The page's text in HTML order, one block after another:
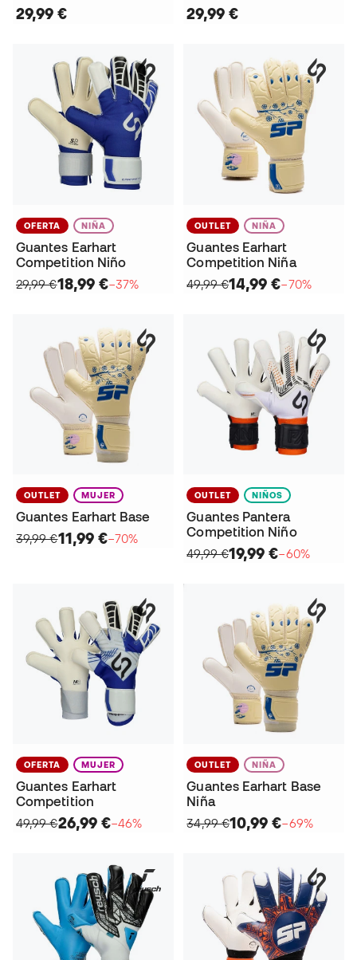
29,99 € 29,99 €
OFERTA NIÑA
Guantes Earhart
Competition Niño
29,99 €18,99 €−37%
OUTLET NIÑA
Guantes Earhart
Competition Niña
49,99 €14,99 €−70%
OUTLET MUJER
Guantes Earhart Base
39,99 €11,99 €−70%
OUTLET NIÑOS
Guantes Pantera
Competition Niño
49,99 €19,99 €−60%
OFERTA MUJER
Guantes Earhart
Competition
49,99 €26,99 €−46%
OUTLET NIÑA
Guantes Earhart Base
Niña
34,99 €10,99 €−69%